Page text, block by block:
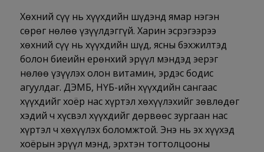
Хөхний сүү нь хүүхдийн шүдэнд ямар нэгэн
сөрөг нөлөө үзүүлдэггүй. Харин эсрэгээрээ
хөхний сүү нь хүүхдийн шүд, ясны бэхжилтэд
болон биеийн ерөнхий эрүүл мэндэд эерэг
нөлөө үзүүлэх олон витамин, эрдэс бодис
агуулдаг. ДЭМБ, НҮБ-ийн хүүхдийн сангаас
хүүхдийг хоёр нас хүртэл хөхүүлэхийг зөвлөдөг
хэдий ч хүсвэл хүүхдийг дөрвөөс зургаан нас
хүртэл ч хөхүүлэх боломжтой. Энэ нь эх хүүхэд
хоёрын эрүүл мэнд, эрхтэн тогтолцооны